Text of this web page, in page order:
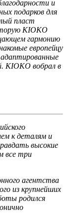
и
подарков для
пласт
KIOKO
гармонию
европейцу
адаптированные
KIOKO вобрал в
к деталям и
высокие
все три
агентства
из крупнейших
родился